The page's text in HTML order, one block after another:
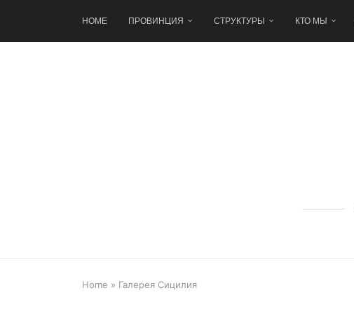
HOME ПРОВИНЦИЯ СТРУКТУРЫ КТО МЫ
Home » Галерея Сицилия